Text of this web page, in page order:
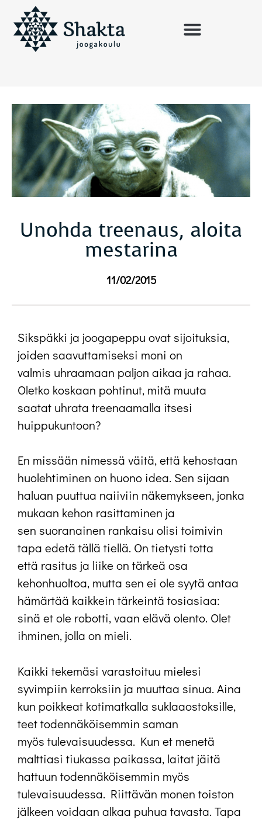
Unohda treenaus, aloita
mestarina
11/02/2015
Sikspäkki ja joogapeppu ovat sijoituksia,
joiden saavuttamiseksi moni on
valmis uhraamaan paljon aikaa ja rahaa.
Oletko koskaan pohtinut, mitä muuta
saatat uhrata treenaamalla itsesi
huippukuntoon?
En missään nimessä väitä, että kehostaan
huolehtiminen on huono idea. Sen sijaan
haluan puuttua naiiviin näkemykseen, jonka
mukaan kehon rasittaminen ja
sen suoranainen rankaisu olisi toimivin
tapa edetä tällä tiellä. On tietysti totta
että rasitus ja liike on tärkeä osa
kehonhuoltoa, mutta sen ei ole syytä antaa
hämärtää kaikkein tärkeintä tosiasiaa:
sinä et ole robotti, vaan elävä olento. Olet
ihminen, jolla on mieli.
Kaikki tekemäsi varastoituu mielesi
syvimpiin kerroksiin ja muuttaa sinua. Aina
kun poikkeat kotimatkalla suklaaostoksille,
teet todennäköisemmin saman
myös tulevaisuudessa. Kun et menetä
malttiasi tiukassa paikassa, laitat jäitä
hattuun todennäköisemmin myös
tulevaisuudessa. Riittävän monen toiston
jälkeen voidaan alkaa puhua tavasta. Tapa